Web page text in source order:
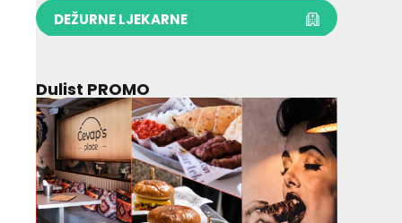
DEŽURNE LJEKARNE
Dulist PROMO